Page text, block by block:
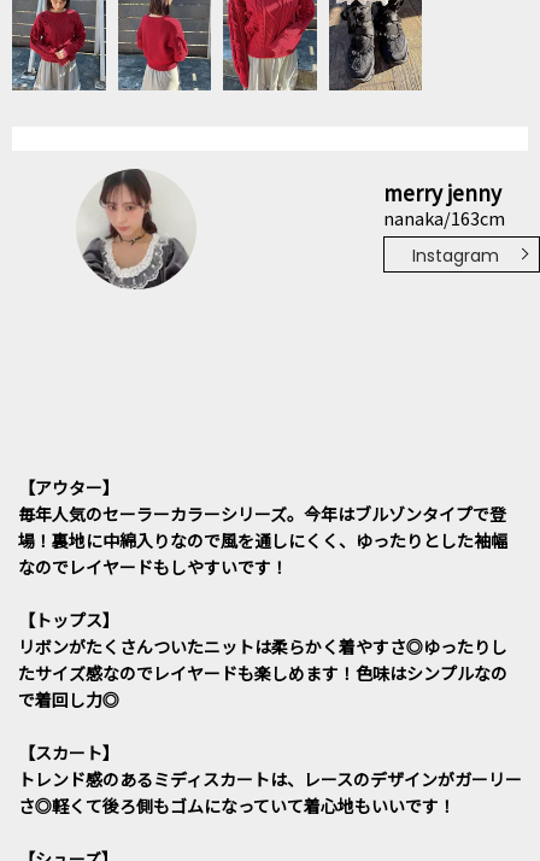
merry jenny
nanaka/163cm
Instagram
【アウター】
毎年人気のセーラーカラーシリーズ。今年はブルゾンタイプで登
場！裏地に中綿入りなので風を通しにくく、ゆったりとした袖幅
なのでレイヤードもしやすいです！
【トップス】
リボンがたくさんついたニットは柔らかく着やすさ◎ゆったりし
たサイズ感なのでレイヤードも楽しめます！色味はシンプルなの
で着回し力◎
【スカート】
トレンド感のあるミディスカートは、レースのデザインがガーリー
さ◎軽くて後ろ側もゴムになっていて着心地もいいです！